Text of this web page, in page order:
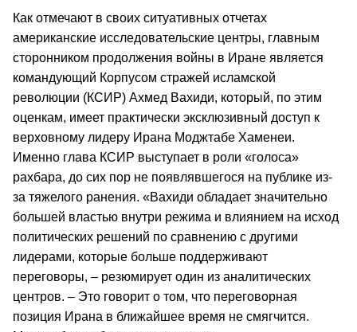
Как отмечают в своих ситуативных отчетах
американские исследовательские центры, главным
сторонником продолжения войны в Иране является
командующий Корпусом стражей исламской
революции (КСИР) Ахмед Вахиди, который, по этим
оценкам, имеет практически эксклюзивный доступ к
верховному лидеру Ирана Моджтабе Хаменеи.
Именно глава КСИР выступает в роли «голоса»
рахбара, до сих пор не появлявшегося на публике из-
за тяжелого ранения. «Вахиди обладает значительно
большей властью внутри режима и влиянием на исход
политических решений по сравнению с другими
лидерами, которые больше поддерживают
переговоры, – резюмирует один из аналитических
центров. – Это говорит о том, что переговорная
позиция Ирана в ближайшее время не смягчится.